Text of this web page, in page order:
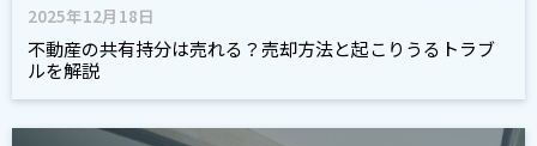
2025年12月18日
不動産の共有持分は売れる？売却方法と起こりうるトラブ
ルを解説